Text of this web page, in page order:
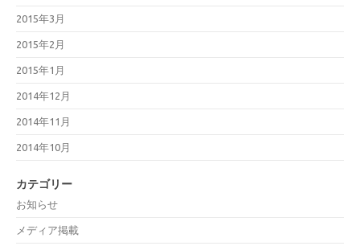
2015年3月
2015年2月
2015年1月
2014年12月
2014年11月
2014年10月
カテゴリー
お知らせ
メディア掲載